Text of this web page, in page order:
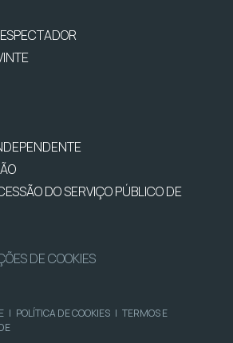
DO SERVIÇO PÚBLICO DE
DE COOKIES
| POLÍTICA DE COOKIES | TERMOS E